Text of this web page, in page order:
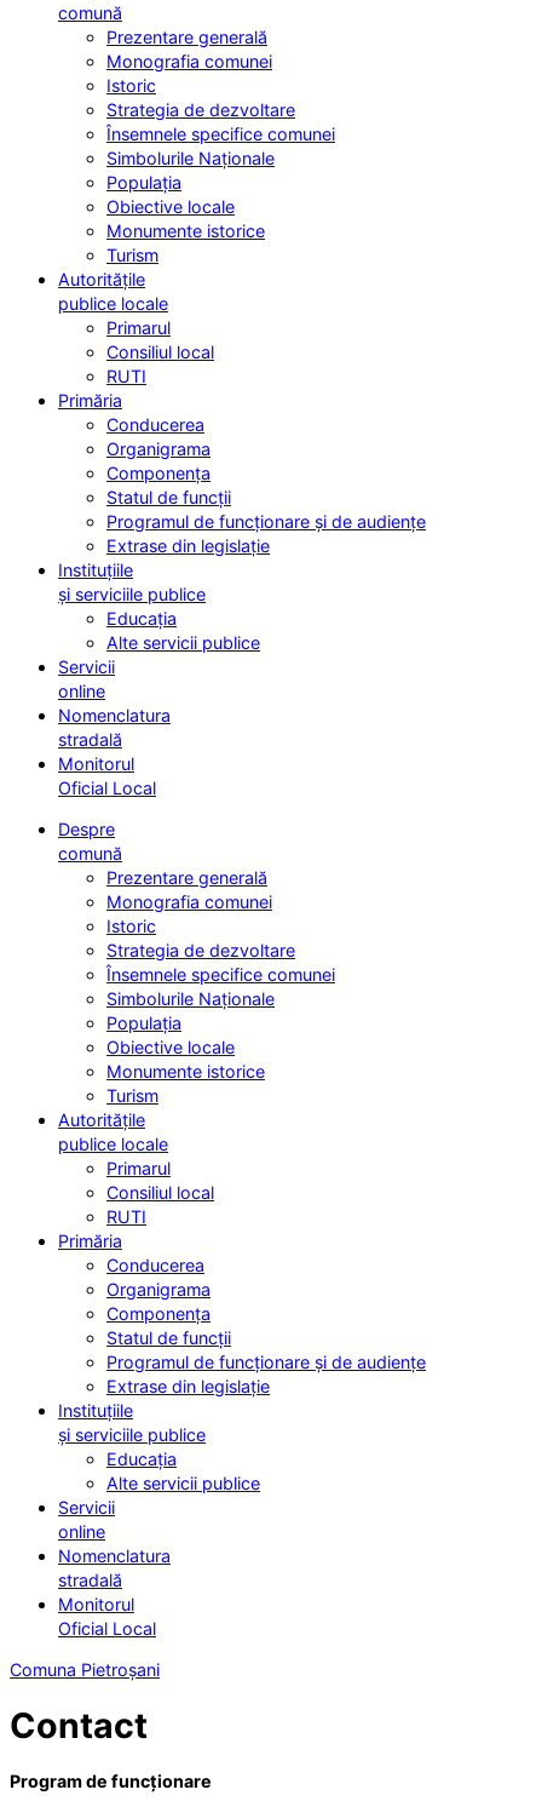
comună
Prezentare generală
Monografia comunei
Istoric
Strategia de dezvoltare
Însemnele specifice comunei
Simbolurile Naționale
Populația
Obiective locale
Monumente istorice
Turism
Autoritățile
publice locale
Primarul
Consiliul local
RUTI
Primăria
Conducerea
Organigrama
Componența
Statul de funcții
Programul de funcționare și de audiențe
Extrase din legislație
Instituțiile
și serviciile publice
Educația
Alte servicii publice
Servicii
online
Nomenclatura
stradală
Monitorul
Oficial Local
Despre
comună
Prezentare generală
Monografia comunei
Istoric
Strategia de dezvoltare
Însemnele specifice comunei
Simbolurile Naționale
Populația
Obiective locale
Monumente istorice
Turism
Autoritățile
publice locale
Primarul
Consiliul local
RUTI
Primăria
Conducerea
Organigrama
Componența
Statul de funcții
Programul de funcționare și de audiențe
Extrase din legislație
Instituțiile
și serviciile publice
Educația
Alte servicii publice
Servicii
online
Nomenclatura
stradală
Monitorul
Oficial Local
Comuna Pietroșani
Contact
Program de funcționare